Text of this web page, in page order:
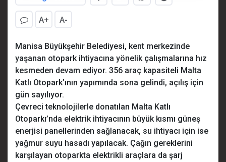
A+ A-
Manisa Büyükşehir Belediyesi, kent merkezinde
yaşanan otopark ihtiyacına yönelik çalışmalarına hız
kesmeden devam ediyor. 356 araç kapasiteli Malta
Katlı Otopark’ının yapımında sona gelindi, açılış için
gün sayılıyor.
Çevreci teknolojilerle donatılan Malta Katlı
Otoparkı’nda elektrik ihtiyacının büyük kısmı güneş
enerjisi panellerinden sağlanacak, su ihtiyacı için ise
yağmur suyu hasadı yapılacak. Çağın gereklerini
karşılayan otoparkta elektrikli araçlara da şarj